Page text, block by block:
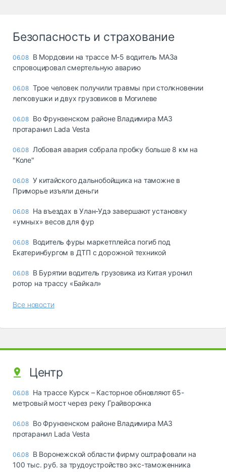
Безопасность и страхование
06.08 В Мордовии на трассе М-5 водитель МАЗа
спровоцировал смертельную аварию
06.08 Трое человек получили травмы при столкновении
легковушки и двух грузовиков в Могилеве
06.08 Во Фрунзенском районе Владимира МАЗ
протаранил Lada Vesta
06.08 Лобовая авария собрала пробку больше 8 км на
"Коле"
06.08 У китайского дальнобойщика на таможне в
Приморье изъяли деньги
06.08 Ha въeздax в Улaн-Удэ зaвepшaют ycтaнoвкy
«yмныx» вecoв для фyp
06.08 Водитель фуры маркетплейса погиб под
Екатеринбургом в ДТП с дорожной техникой
06.08 В Бурятии водитель грузовика из Китая уронил
ротор на трассу «Байкал»
Все новости
Центр
06.08 На трассе Курск – Касторное обновляют 65-
метровый мост через реку Грайворонка
06.08 Во Фрунзенском районе Владимира МАЗ
протаранил Lada Vesta
06.08 В Воронежской области фирму оштрафовали на
100 тыс. руб. за трудоустройство экс-таможенника